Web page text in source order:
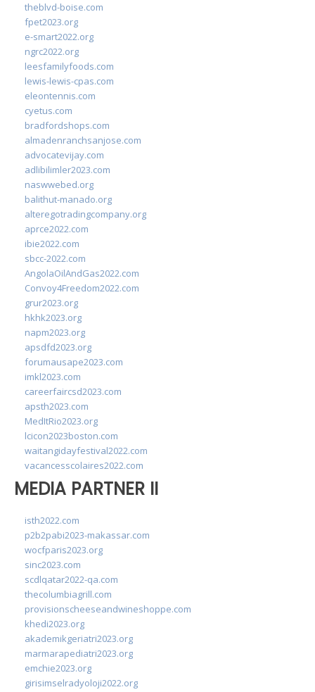
theblvd-boise.com
fpet2023.org
e-smart2022.org
ngrc2022.org
leesfamilyfoods.com
lewis-lewis-cpas.com
eleontennis.com
cyetus.com
bradfordshops.com
almadenranchsanjose.com
advocatevijay.com
adlibilimler2023.com
naswwebed.org
balithut-manado.org
alteregotradingcompany.org
aprce2022.com
ibie2022.com
sbcc-2022.com
AngolaOilAndGas2022.com
Convoy4Freedom2022.com
grur2023.org
hkhk2023.org
napm2023.org
apsdfd2023.org
forumausape2023.com
imkl2023.com
careerfaircsd2023.com
apsth2023.com
MedItRio2023.org
lcicon2023boston.com
waitangidayfestival2022.com
vacancesscolaires2022.com
MEDIA PARTNER II
isth2022.com
p2b2pabi2023-makassar.com
wocfparis2023.org
sinc2023.com
scdlqatar2022-qa.com
thecolumbiagrill.com
provisionscheeseandwineshoppe.com
khedi2023.org
akademikgeriatri2023.org
marmarapediatri2023.org
emchie2023.org
girisimselradyoloji2022.org